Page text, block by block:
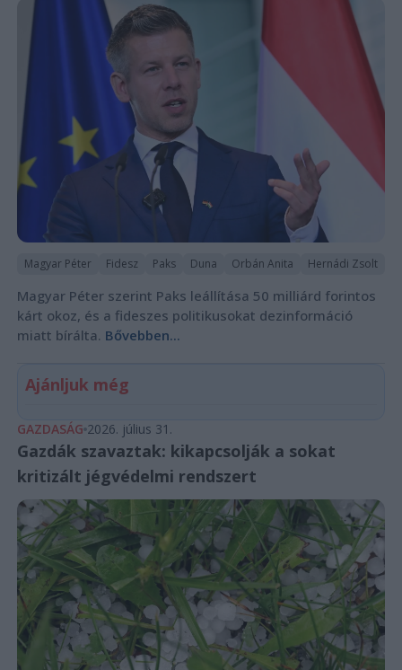
Magyar Péter Fidesz Paks Duna Orbán Anita Hernádi Zsolt
Magyar Péter szerint Paks leállítása 50 milliárd forintos
kárt okoz, és a fideszes politikusokat dezinformáció
miatt bírálta. Bővebben...
Ajánljuk még
GAZDASÁG 2026. július 31.
Gazdák szavaztak: kikapcsolják a sokat
kritizált jégvédelmi rendszert